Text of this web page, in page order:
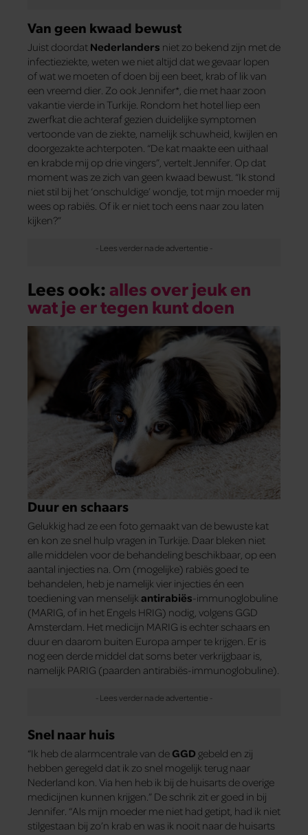
Van geen kwaad bewust
Juist doordat Nederlanders niet zo bekend zijn met de
infectieziekte, weten we niet altijd dat we gevaar lopen
of wat we moeten of doen bij een beet, krab of lik van
een vreemd dier. Zo ook Jennifer*, die met haar zoon
vakantie vierde in Turkije. Rondom het hotel liep een
zwerfkat die achteraf gezien duidelijke symptomen
vertoonde van de ziekte, namelijk schuwheid, kwijlen en
doorgezakte achterpoten. “De kat maakte een uithaal
en krabde mij op drie vingers”, vertelt Jennifer. Op dat
moment was ze zich van geen kwaad bewust. “Ik stond
niet stil bij het ‘onschuldige’ wondje, tot mijn moeder mij
wees op rabiës. Of ik er niet toch eens naar zou laten
kijken?”
Lees ook: alles over jeuk en
wat je er tegen kunt doen
Duur en schaars
Gelukkig had ze een foto gemaakt van de bewuste kat
en kon ze snel hulp vragen in Turkije. Daar bleken niet
alle middelen voor de behandeling beschikbaar, op een
aantal injecties na. Om (mogelijke) rabiës goed te
behandelen, heb je namelijk vier injecties én een
toediening van menselijkantirabiës-immunoglobuline
(MARIG, of in het Engels HRIG) nodig, volgens GGD
Amsterdam. Het medicijn MARIG is echter schaars en
duur en daarom buiten Europa amper te krijgen. Er is
nog een derde middel dat soms beter verkrijgbaar is,
namelijk PARIG (paarden antirabiës-immunoglobuline).
Snel naar huis
“Ik heb de alarmcentrale van de GGD gebeld en zij
hebben geregeld dat ik zo snel mogelijk terug naar
Nederland kon. Via hen heb ik bij de huisarts de overige
medicijnen kunnen krijgen.” De schrik zit er goed in bij
Jennifer. “Als mijn moeder me niet had getipt, had ik niet
stilgestaan bij zo’n krab en was ik nooit naar de huisarts